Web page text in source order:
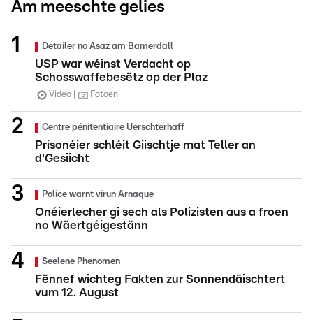
Am meeschte gelies
Detailer no Asaz am Bamerdall
USP war wéinst Verdacht op
Schosswaffebesëtz op der Plaz
Video Fotoen
Centre pénitentiaire Uerschterhaff
Prisonéier schléit Giischtje mat Teller an
d'Gesiicht
Police warnt virun Arnaque
Onéierlecher gi sech als Polizisten aus a froen
no Wäertgéigestänn
Seelene Phenomen
Fënnef wichteg Fakten zur Sonnendäischtert
vum 12. August